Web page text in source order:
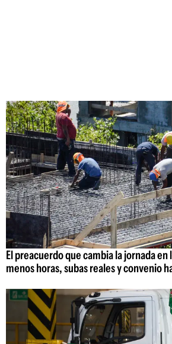
El preacuerdo que cambia la jornada
menos horas, subas reales y convenio